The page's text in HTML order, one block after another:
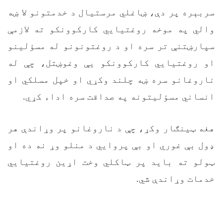
سربېره پر دې، ښاغلي مرستیال د خدمتونو لا ښه
والي په موخه روغتیايي کارکوونکو ته لازمې
سپارښتنې تر سره او د روغتونونو له مسؤلینو
او روغتيايي کارکوونکو یې وغوښتل، چې له
ناروغانو سره ښه چلند وکړي او خپل مسلکي او
انساني مسؤليتونه په صداقت سره اداء کړي.
هغه ټينګار وکړ، چې د ناروغانو پر وړاندې هر
ډول بې‌ غوري او بې ‌پروايي د منلو وړ نه ده او
ټولو ته باید پر ټاکلي وخت اړین روغتيايي
خدمات وړاندې شي.